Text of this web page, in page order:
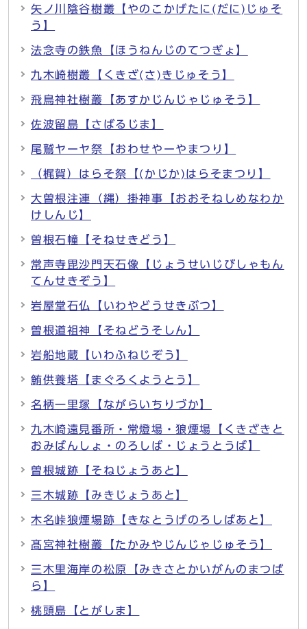
矢ノ川陰谷樹叢【やのこかげたに(だに)じゅそ
う】
法念寺の鉄魚【ほうねんじのてつぎょ】
九木崎樹叢【くきざ(さ)きじゅそう】
飛鳥神社樹叢【あすかじんじゃじゅそう】
佐波留島【さばるじま】
尾鷲ヤーヤ祭【おわせやーやまつり】
（梶賀）はらそ祭【(かじか)はらそまつり】
大曽根注連（縄）掛神事【おおそねしめなわか
けしんじ】
曽根石幢【そねせきどう】
常声寺毘沙門天石像【じょうせいじびしゃもん
てんせきぞう】
岩屋堂石仏【いわやどうせきぶつ】
曽根道祖神【そねどうそしん】
岩船地蔵【いわふねじぞう】
鮪供養塔【まぐろくようとう】
名柄一里塚【ながらいちりづか】
九木崎遠見番所・常燈場・狼煙場【くきざきと
おみばんしょ・のろしば・じょうとうば】
曽根城跡【そねじょうあと】
三木城跡【みきじょうあと】
木名峠狼煙場跡【きなとうげのろしばあと】
髙宮神社樹叢【たかみやじんじゃじゅそう】
三木里海岸の松原【みきさとかいがんのまつば
ら】
桃頭島【とがしま】